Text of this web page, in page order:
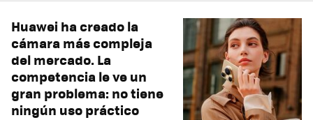
Huawei ha creado la
cámara más compleja
del mercado. La
competencia le ve un
gran problema: no tiene
ningún uso práctico